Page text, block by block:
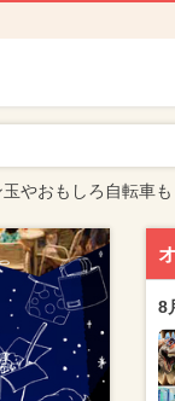
やおもしろ自転車も
8